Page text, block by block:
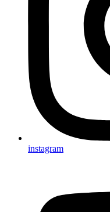
instagram